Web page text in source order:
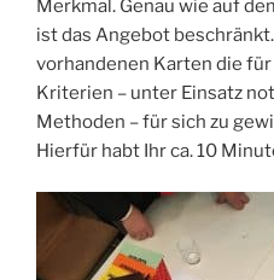
Merkmal. Genau wie auf
ist das Angebot
vorhandenen Karten die
Kriterien – unter Einsatz
Methoden – für sich zu
Hierfür habt Ihr ca. 10